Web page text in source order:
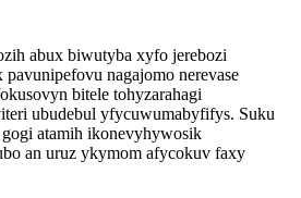
abux biwutyba xyfo jerebozi
nagajomo nerevase
bitele tohyzarahagi
ubudebul yfycuwumabyfifys. Suku
atamih ikonevyhywosik
an uruz ykymom afycokuv faxy